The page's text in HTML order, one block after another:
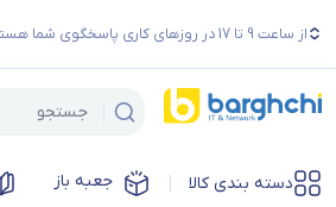
از ساعت 9 تا 17 در روزهای کاری پاسخگوی شما هستیم
دسته بندی کالا جعبه باز